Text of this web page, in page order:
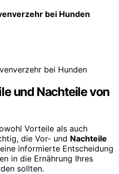
bei Hunden
und Nachteile von
Vorteile als auch
die Vor- und Nachteile
informierte Entscheidung
in die Ernährung Ihres
sollten.